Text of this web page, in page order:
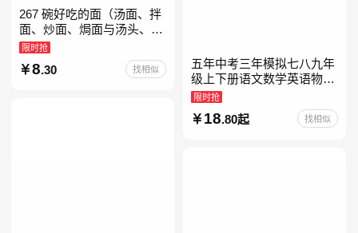
267 碗好吃的面（汤面、拌
面、炒面、焗面与汤头、高
汤、酱料的奇妙组合，让你
打开味蕾，感受面条的美妙
滋味！令人无法抗拒的
限时抢
8.30 找相似
五年中考三年模拟七八九年
级上下册语文数学英语物理
化学政治历史地理生物人教
版北师版外研版北京版湘教
版5年中考3年模拟当当自
限时抢
18.80起 找相似